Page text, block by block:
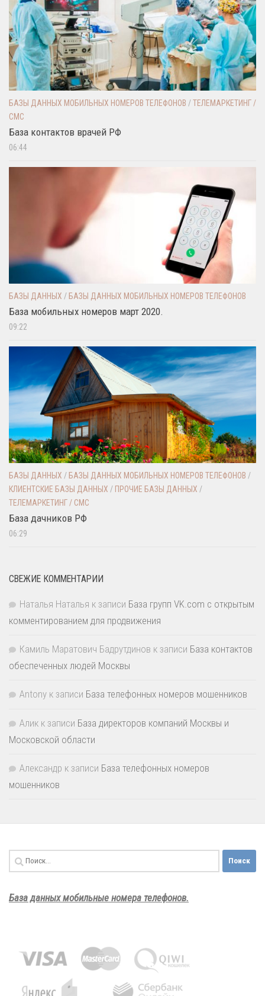
БАЗЫ ДАННЫХ МОБИЛЬНЫХ НОМЕРОВ ТЕЛЕФОНОВ /ТЕЛЕМАРКЕТИНГ /
СМС
База контактов врачей РФ
06:44
БАЗЫ ДАННЫХ / БАЗЫ ДАННЫХ МОБИЛЬНЫХ НОМЕРОВ ТЕЛЕФОНОВ
База мобильных номеров март 2020.
09:22
БАЗЫ ДАННЫХ / БАЗЫ ДАННЫХ МОБИЛЬНЫХ НОМЕРОВ ТЕЛЕФОНОВ /
КЛИЕНТСКИЕ БАЗЫ ДАННЫХ / ПРОЧИЕ БАЗЫ ДАННЫХ /
ТЕЛЕМАРКЕТИНГ / СМС
База дачников РФ
06:29
СВЕЖИЕ КОММЕНТАРИИ
Наталья Наталья к записи База групп VK.com с открытым
комментированием для продвижения
Камиль Маратович Бадрутдинов к записи База контактов
обеспеченных людей Москвы
Antony к записи База телефонных номеров мошенников
Алик к записи База директоров компаний Москвы и
Московской области
Александр к записи База телефонных номеров
мошенников
Найти:
База данных мобильные номера телефонов.